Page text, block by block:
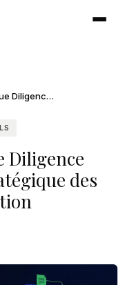
Le processus de Due Diligence M&A : Un guide stratégique des phases et de l'exécution
Diligence
des